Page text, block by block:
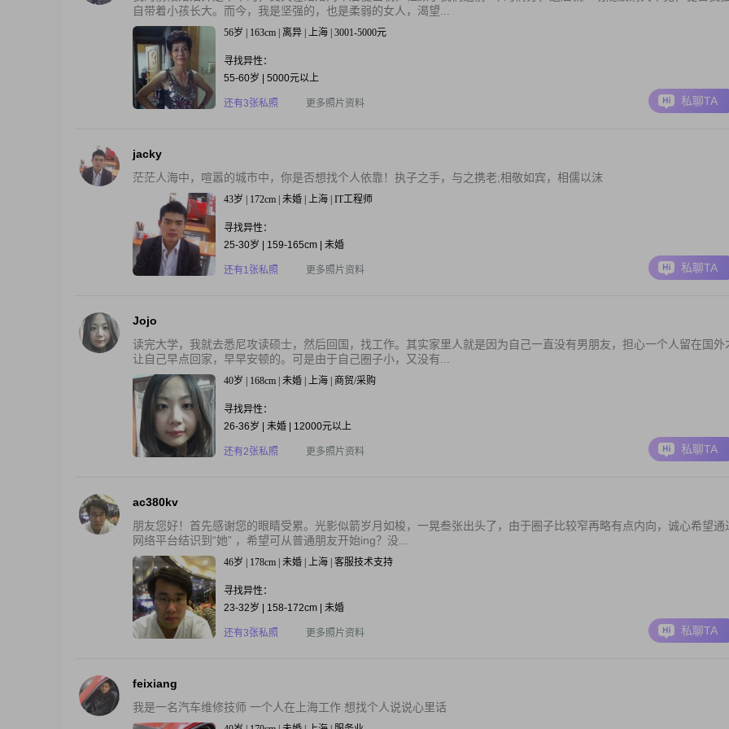
自带着小孩长大。而今，我是坚强的，也是柔弱的女人，渴望...
56岁 | 163cm | 离异 | 上海 | 3001-5000元
寻找异性：
55-60岁 | 5000元以上
还有3张私照 更多照片资料 私聊TA
jacky
茫茫人海中，喧嚣的城市中，你是否想找个人依靠！执子之手，与之携老;相敬如宾，相儒以沫
43岁 | 172cm | 未婚 | 上海 | IT工程师
寻找异性：
25-30岁 | 159-165cm | 未婚
还有1张私照 更多照片资料 私聊TA
Jojo
读完大学，我就去悉尼攻读硕士，然后回国，找工作。其实家里人就是因为自己一直没有男朋友，担心一个人留在国外
让自己早点回家，早早安顿的。可是由于自己圈子小，又没有...
40岁 | 168cm | 未婚 | 上海 | 商贸/采购
寻找异性：
26-36岁 | 未婚 | 12000元以上
还有2张私照 更多照片资料 私聊TA
ac380kv
朋友您好！首先感谢您的眼睛受累。光影似箭岁月如梭，一晃叁张出头了，由于圈子比较窄再略有点内向，诚心希望通
网络平台结识到“她” ，希望可从普通朋友开始ing？没...
46岁 | 178cm | 未婚 | 上海 | 客服技术支持
寻找异性：
23-32岁 | 158-172cm | 未婚
还有3张私照 更多照片资料 私聊TA
feixiang
我是一名汽车维修技师 一个人在上海工作 想找个人说说心里话